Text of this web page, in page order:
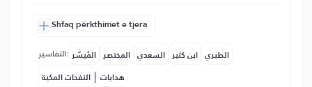
Shfaq përkthimet e tjera
التفاسير: المُيسَّر المختصر السعدي ابن كثير الطبري
النفحات المكية | هدايات